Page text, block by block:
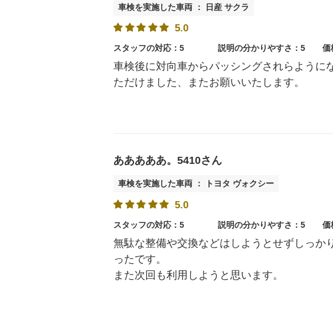
車検を実施した車両 ： 日産 サクラ
5.0
スタッフの対応：5 説明の分かりやすさ：5 価
車検後に対向車からパッシングされらように
ただけました、またお願いいたします。
あああああ。5410さん
車検を実施した車両 ： トヨタ ヴォクシー
5.0
スタッフの対応：5 説明の分かりやすさ：5 価
無駄な整備や交換などはしようとせずしっか
ったです。
また次回も利用しようと思います。